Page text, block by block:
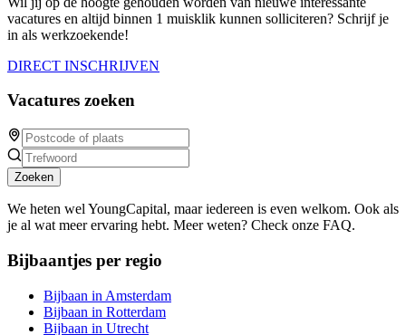
vacatures en altijd binnen 1 muisklik kunnen solliciteren? Schrijf je
in als werkzoekende!
DIRECT INSCHRIJVEN
Vacatures zoeken
Zoeken
We heten wel YoungCapital, maar iedereen is even welkom. Ook als
je al wat meer ervaring hebt. Meer weten? Check onze FAQ.
Bijbaantjes per regio
Bijbaan in Amsterdam
Bijbaan in Rotterdam
Bijbaan in Utrecht